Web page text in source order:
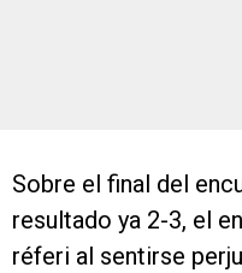
Sobre el final del
resultado ya 2-3, el
réferi al sentirse